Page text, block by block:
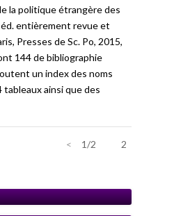
la politique étrangère des
entièrement revue et
Presses de Sc. Po, 2015,
144 de bibliographie
un index des noms
ainsi que des...
1/2 2
>